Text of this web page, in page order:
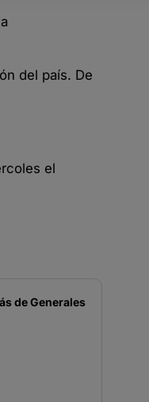
del país. De
el
deGenerales